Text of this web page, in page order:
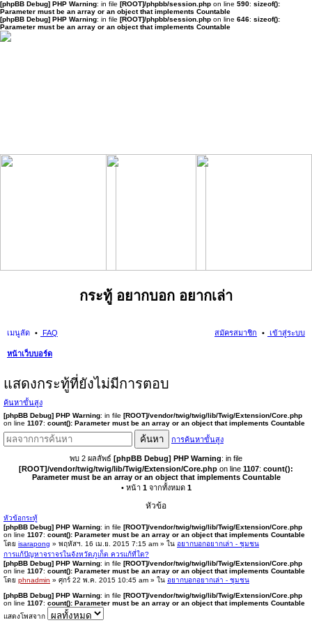
[phpBB Debug] PHP Warning: in file [ROOT]/phpbb/session.php on line 590: sizeof():
Parameter must be an array or an object that implements Countable
[phpBB Debug] PHP Warning: in file [ROOT]/phpbb/session.php on line 646: sizeof():
Parameter must be an array or an object that implements Countable
กระทู้ อยากบอก อยากเล่า
เมนูลัด FAQ เข้าสู่ระบบ
สมัครสมาชิก
หน้าเว็บบอร์ด
แสดงกระทู้ที่ยังไม่มีการตอบ
ค้นหาขั้นสูง
[phpBB Debug] PHP Warning: in file [ROOT]/vendor/twig/twig/lib/Twig/Extension/Core.php
on line 1107: count(): Parameter must be an array or an object that implements Countable
ค้นหา การค้นหาขั้นสูง
พบ 2 ผลลัพธ์ [phpBB Debug] PHP Warning: in file
[ROOT]/vendor/twig/twig/lib/Twig/Extension/Core.php on line 1107: count():
Parameter must be an array or an object that implements Countable
• หน้า 1จากทั้งหมด 1
หัวข้อ
หัวข้อกระทู้
[phpBB Debug] PHP Warning: in file [ROOT]/vendor/twig/twig/lib/Twig/Extension/Core.php
on line 1107: count(): Parameter must be an array or an object that implements Countable
โดย isarapong » พฤหัสฯ. 16 เม.ย. 2015 7:15 am » ใน อยากบอกอยากเล่า - ชุมชน
การแก้ปัญหาจราจรในจังหวัดภูเก็ต ควรแก้ที่ใด?
[phpBB Debug] PHP Warning: in file [ROOT]/vendor/twig/twig/lib/Twig/Extension/Core.php
on line 1107: count(): Parameter must be an array or an object that implements Countable
โดย phnadmin » ศุกร์ 22 พ.ค. 2015 10:45 am » ใน อยากบอกอยากเล่า - ชุมชน
[phpBB Debug] PHP Warning: in file [ROOT]/vendor/twig/twig/lib/Twig/Extension/Core.php
on line 1107: count(): Parameter must be an array or an object that implements Countable
แสดงโพสจาก